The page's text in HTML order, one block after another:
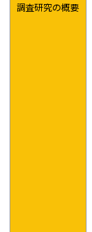
調査研究の概要